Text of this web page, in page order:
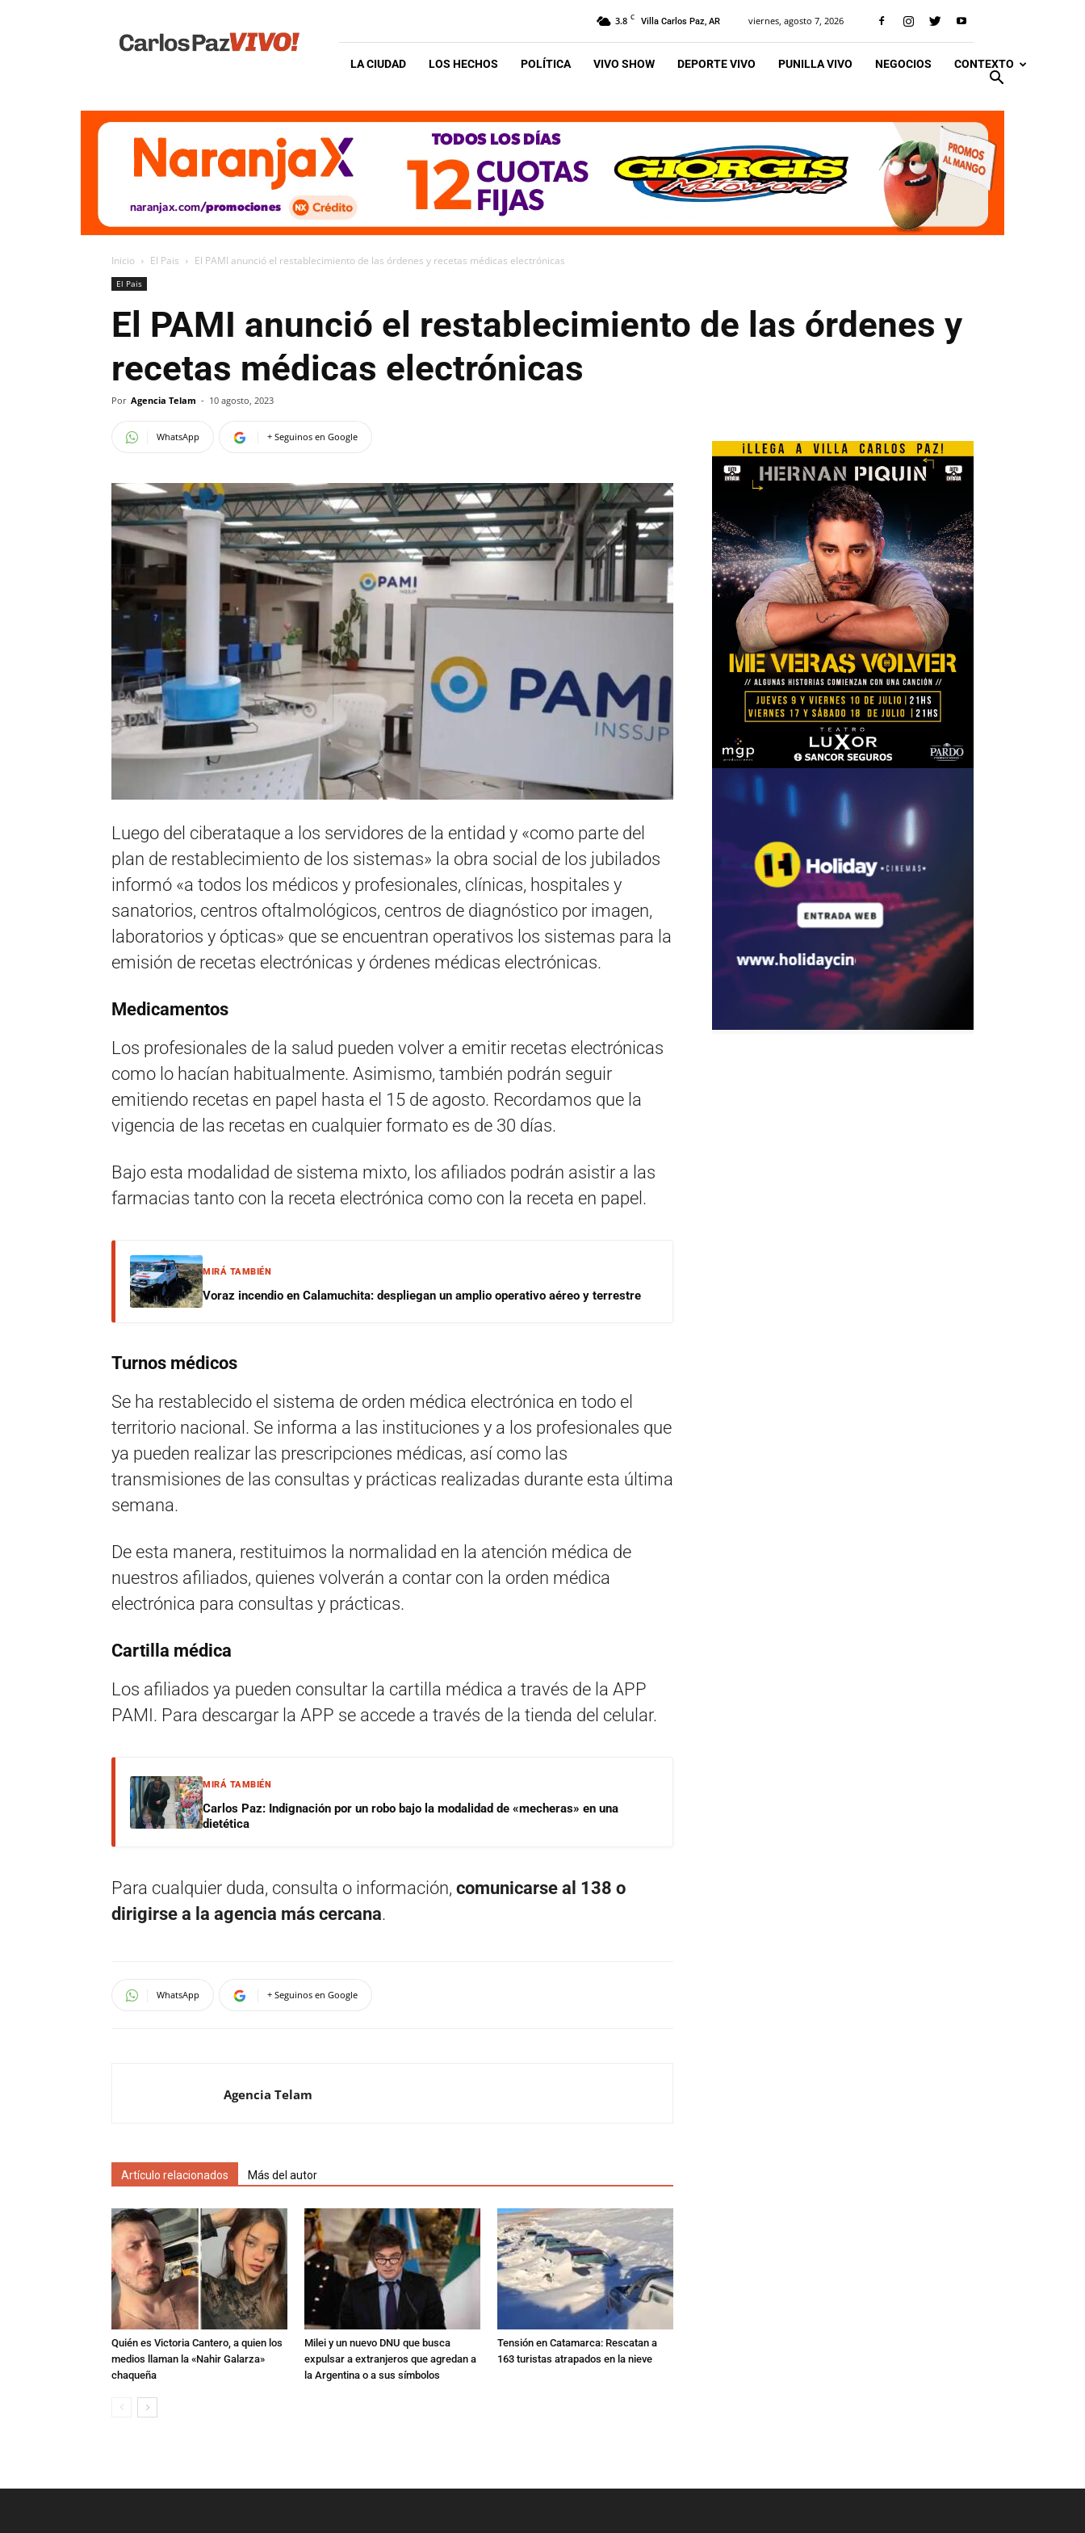
Vivo
3.8 C Villa Carlos Paz, AR viernes, agosto 7, 2026
LA CIUDAD LOS HECHOS POLÍTICA VIVO SHOW DEPORTE VIVO PUNILLA VIVO NEGOCIOS CONTEXTO
Inicio El Pais El PAMI anunció el restablecimiento de las órdenes y recetas médicas electrónicas
El Pais
El PAMI anunció el restablecimiento de las órdenes y
recetas médicas electrónicas
Por Agencia Telam - 10 agosto, 2023
WhatsApp + Seguinos en Google
Luego del ciberataque a los servidores de la entidad y «como parte del
plan de restablecimiento de los sistemas» la obra social de los jubilados
informó «a todos los médicos y profesionales, clínicas, hospitales y
sanatorios, centros oftalmológicos, centros de diagnóstico por imagen,
laboratorios y ópticas» que se encuentran operativos los sistemas para la
emisión de recetas electrónicas y órdenes médicas electrónicas.
Medicamentos
Los profesionales de la salud pueden volver a emitir recetas electrónicas
como lo hacían habitualmente. Asimismo, también podrán seguir
emitiendo recetas en papel hasta el 15 de agosto. Recordamos que la
vigencia de las recetas en cualquier formato es de 30 días.
Bajo esta modalidad de sistema mixto, los afiliados podrán asistir a las
farmacias tanto con la receta electrónica como con la receta en papel.
MIRÁ TAMBIÉN
Voraz incendio en Calamuchita: despliegan un amplio operativo aéreo y terrestre
Turnos médicos
Se ha restablecido el sistema de orden médica electrónica en todo el
territorio nacional. Se informa a las instituciones y a los profesionales que
ya pueden realizar las prescripciones médicas, así como las
transmisiones de las consultas y prácticas realizadas durante esta última
semana.
De esta manera, restituimos la normalidad en la atención médica de
nuestros afiliados, quienes volverán a contar con la orden médica
electrónica para consultas y prácticas.
Cartilla médica
Los afiliados ya pueden consultar la cartilla médica a través de la APP
PAMI. Para descargar la APP se accede a través de la tienda del celular.
MIRÁ TAMBIÉN
Carlos Paz: Indignación por un robo bajo la modalidad de «mecheras» en una
dietética
Para cualquier duda, consulta o información, comunicarse al 138 o
dirigirse a la agencia más cercana.
WhatsApp + Seguinos en Google
Agencia Telam
Artículo relacionados Más del autor
Quién es Victoria Cantero, a quien los
medios llaman la «Nahir Galarza»
chaqueña
Milei y un nuevo DNU que busca
expulsar a extranjeros que agredan a
la Argentina o a sus símbolos
Tensión en Catamarca: Rescatan a
163 turistas atrapados en la nieve